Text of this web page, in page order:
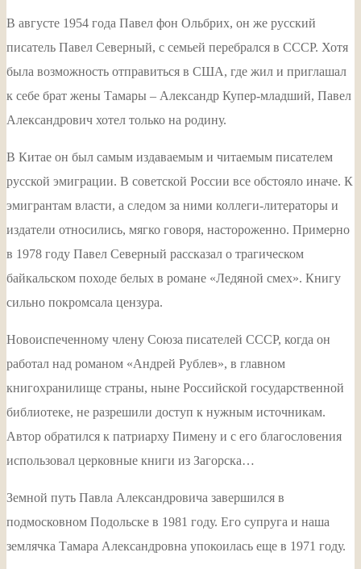
В августе 1954 года Павел фон Ольбрих, он же русский
писатель Павел Северный, с семьей перебрался в СССР. Хотя
была возможность отправиться в США, где жил и приглашал
к себе брат жены Тамары – Александр Купер-младший, Павел
Александрович хотел только на родину.
В Китае он был самым издаваемым и читаемым писателем
русской эмиграции. В советской России все обстояло иначе. К
эмигрантам власти, а следом за ними коллеги-литераторы и
издатели относились, мягко говоря, настороженно. Примерно
в 1978 году Павел Северный рассказал о трагическом
байкальском походе белых в романе «Ледяной смех». Книгу
сильно покромсала цензура.
Новоиспеченному члену Союза писателей СССР, когда он
работал над романом «Андрей Рублев», в главном
книгохранилище страны, ныне Российской государственной
библиотеке, не разрешили доступ к нужным источникам.
Автор обратился к патриарху Пимену и с его благословения
использовал церковные книги из Загорска…
Земной путь Павла Александровича завершился в
подмосковном Подольске в 1981 году. Его супруга и наша
землячка Тамара Александровна упокоилась еще в 1971 году.